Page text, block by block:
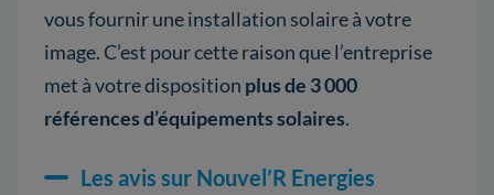
vous fournir une installation solaire à votre
image. C’est pour cette raison que l’entreprise
met à votre disposition plus de 3 000
références d’équipements solaires.
Les avis sur Nouvel’R Energies